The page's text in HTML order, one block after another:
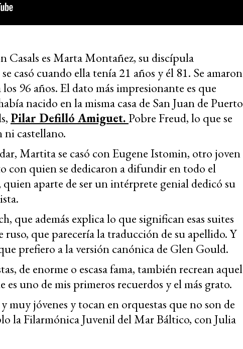
Casals es Marta Montañez, su discípula
casó cuando ella tenía 21 años y él 81. Se amaron
96 años. El dato más impresionante es que
nacido en la misma casa de San Juan de Puerto
Pilar Defilló Amiguet.Pobre Freud, lo que se
ni castellano.
Martita se casó con Eugene Istomin, otro joven
con quien se dedicaron a difundir en todo el
quien aparte de ser un intérprete genial dedicó su
que además explica lo que significan esas suites
ruso, que parecería la traducción de su apellido. Y
prefiero a la versión canónica de Glen Gould.
de enorme o escasa fama, también recrean aquel
uno de mis primeros recuerdos y el más grato.
muy jóvenes y tocan en orquestas que no son de
la Filarmónica Juvenil del Mar Báltico, con Julia